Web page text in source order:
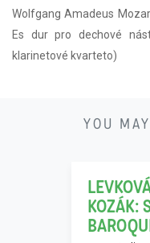
Wolfgang Amadeus
Es dur pro dechové
klarinetové kvarteto)
YOU
KOZÁK: